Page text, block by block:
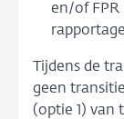
en/of FPR
Tijdens de
geen
(optie 1) van